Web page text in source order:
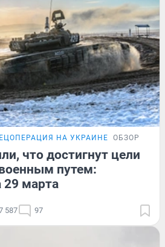
НА УКРАИНЕ ОБЗОР
что достигнут цели
путем:
29 марта
587 97